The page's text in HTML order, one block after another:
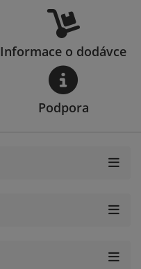
Informace o dodávce
Podpora